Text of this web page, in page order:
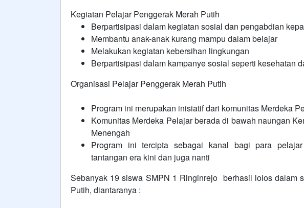
Kegiatan Pelajar Penggerak Merah Putih
Berpartisipasi dalam kegiatan sosial dan pengabdian
Membantu anak-anak kurang mampu dalam belajar
Melakukan kegiatan kebersihan lingkungan
Berpartisipasi dalam kampanye sosial seperti kesehatan
Organisasi Pelajar Penggerak Merah Putih
Program ini merupakan inisiatif dari komunitas Merdeka
Komunitas Merdeka Pelajar berada di bawah naungan
Menengah
Program ini tercipta sebagai kanal bagi para
tantangan era kini dan juga nanti
Sebanyak 19 siswa SMPN 1 Ringinrejo berhasil lolos dalam
Putih, diantaranya :